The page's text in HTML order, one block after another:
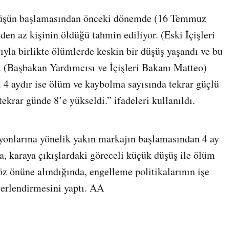
başlamasından önceki dönemde (16 Temmuz
az kişinin öldüğü tahmin ediliyor. (Eski İçişleri
birlikte ölümlerde keskin bir düşüş yaşandı ve bu
Yardımcısı ve İçişleri Bakanı Matteo)
aydır ise ölüm ve kaybolma sayısında tekrar güçlü
günde 8’e yükseldi.” ifadeleri kullanıldı.
yönelik yakın markajın başlamasından 4 ay
karaya çıkışlardaki göreceli küçük düşüş ile ölüm
önüne alındığında, engelleme politikalarının işe
yaptı. AA